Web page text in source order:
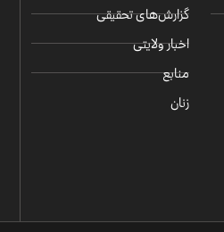
گزارش‌های تحقیقی
اخبار ولایتی
منابع
زنان